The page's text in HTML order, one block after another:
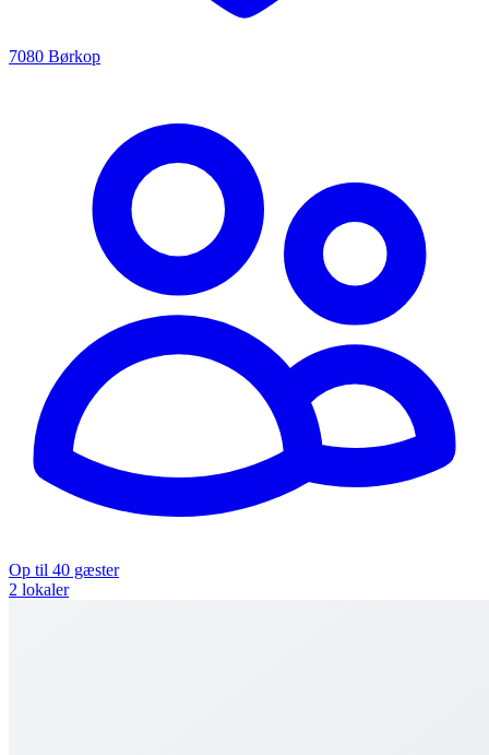
7080 Børkop
Op til 40 gæster
2 lokaler